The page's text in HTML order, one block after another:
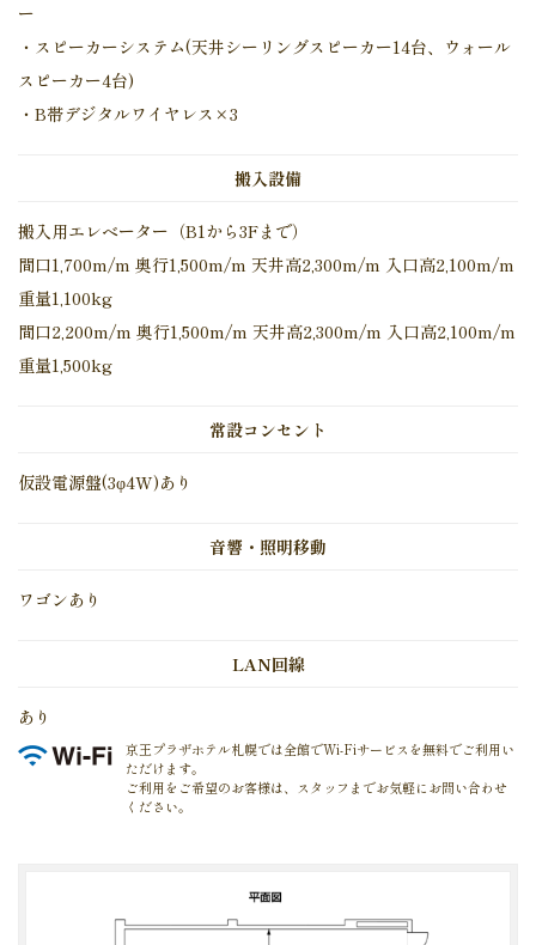
ー
・スピーカーシステム(天井シーリングスピーカー14台、ウォール
スピーカー4台)
・B帯デジタルワイヤレス×3
搬入設備
搬入用エレベーター（B1から3Fまで）
間口1,700m/m 奥行1,500m/m 天井高2,300m/m 入口高2,100m/m
重量1,100kg
間口2,200m/m 奥行1,500m/m 天井高2,300m/m 入口高2,100m/m
重量1,500kg
常設コンセント
仮設電源盤(3φ4W)あり
音響・照明移動
ワゴンあり
LAN回線
あり
京王プラザホテル札幌では全館でWi-Fiサービスを無料でご利用い
ただけます。
ご利用をご希望のお客様は、スタッフまでお気軽にお問い合わせ
ください。